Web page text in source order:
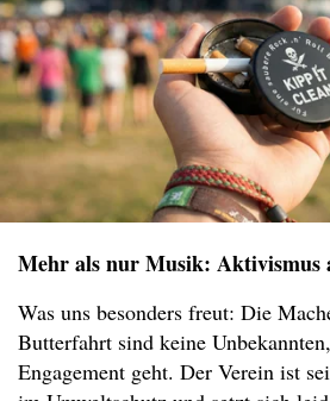
Mehr als nur Musik:
Was uns besonders freut: Die
Butterfahrt sind keine
Engagement geht. Der Verein ist